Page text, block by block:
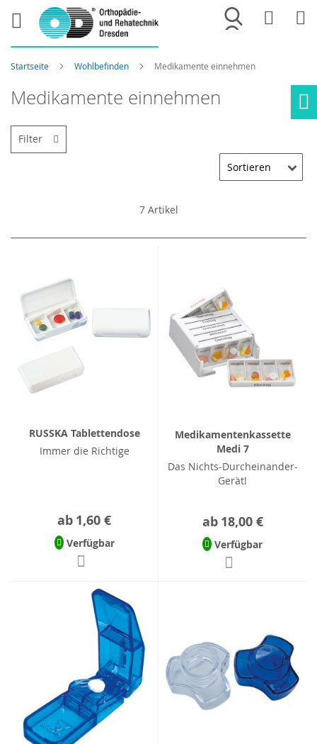
Merkliste
Startseite Wohlbefinden Medikamente einnehmen
Medikamente einnehmen
7Artikel
RUSSKA Tablettendose
Immer die Richtige
ab 1,60 €
Verfügbar
Medikamentenkassette
Medi 7
Das Nichts-Durcheinander-
Gerät!
ab 18,00 €
Verfügbar
Filter